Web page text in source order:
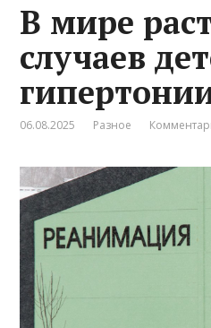
В мире
случаев
06.08.2025 Разное